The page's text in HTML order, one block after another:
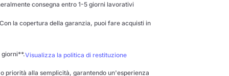
consegna entro 1-5 giorni lavorativi
la copertura della garanzia, puoi fare acquisti in
Visualizza la politica di restituzione
priorità alla semplicità, garantendo un'esperienza